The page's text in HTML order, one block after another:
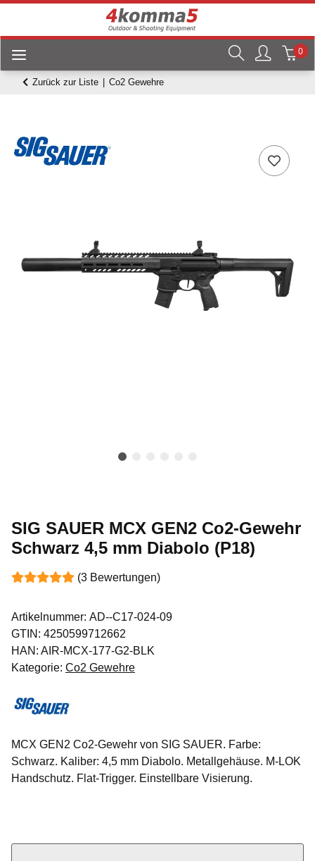
0
Zurück zur Liste Co2 Gewehre
SIG SAUER MCX GEN2 Co2-Gewehr
Schwarz 4,5 mm Diabolo (P18)
(3 Bewertungen)
Artikelnummer: AD--C17-024-09
GTIN: 4250599712662
HAN: AIR-MCX-177-G2-BLK
Kategorie: Co2 Gewehre
MCX GEN2 Co2-Gewehr von SIG SAUER. Farbe:
Schwarz. Kaliber: 4,5 mm Diabolo. Metallgehäuse. M-LOK
Handschutz. Flat-Trigger. Einstellbare Visierung.